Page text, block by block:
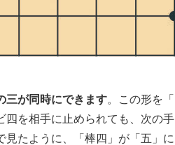
三が同時にできます。この形を「
四を相手に止められても、次の
見たように、「棒四」が「五」